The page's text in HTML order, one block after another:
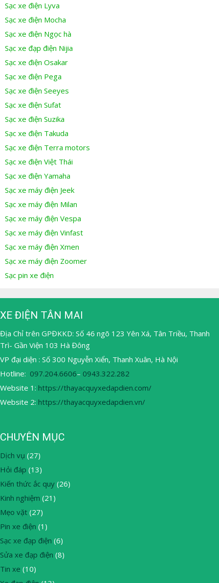
Sạc xe điện Lyva
Sạc xe điện Mocha
Sạc xe điện Ngọc hà
Sạc xe đạp điện Nijia
Sạc xe điện Osakar
Sạc xe điện Pega
Sạc xe điện Seeyes
Sạc xe điện Sufat
Sạc xe điện Suzika
Sạc xe điện Takuda
Sạc xe điện Terra motors
Sạc xe điện Việt Thái
Sạc xe điện Yamaha
Sạc xe máy điện Jeek
Sạc xe máy điện Milan
Sạc xe máy điện Vespa
Sạc xe máy điện Vinfast
Sạc xe máy điện Xmen
Sạc xe máy điện Zoomer
Sạc pin xe điện
XE ĐIỆN TÂN MAI
Địa Chỉ trên GPĐKKD: Số 46 ngõ 123 Yên Xá, Tân Triều, Thanh
Trì- Gần Viện 103 Hà Đông
VP đại diện : Số 300 Nguyễn Xiển, Thanh Xuân, Hà Nội
Hotline: 097.204.6606– 0943.322.282
Website 1: https://thayacquyxedapdien.com/
Website 2: https://thayacquyxedapdien.vn/
CHUYÊN MỤC
Dịch vụ (27)
Hỏi đáp (13)
Kiến thức ắc quy (26)
Kinh nghiệm (21)
Mẹo vặt (27)
Pin xe điện (1)
Sạc xe đạp điện (6)
Sửa xe đạp điện (8)
Tin xe (10)